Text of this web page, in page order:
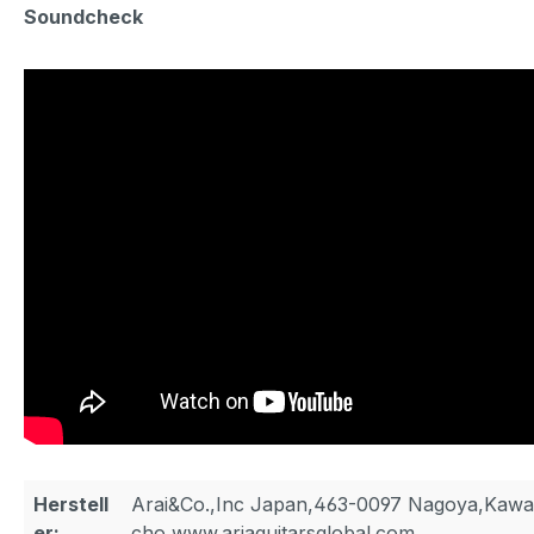
Soundcheck
Herstell
Arai&Co.,Inc Japan,463-0097